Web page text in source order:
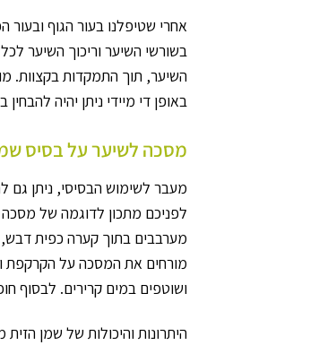
אחרי שטיפלנו בעור הגוף
בשורשי השיער וריכוך השיער
באופן די מיידי ניתן יהיה
מסכה לשיער על בסיס
מעבר לשימוש הבסיסי, ניתן גם
לפניכם מתכון לדוגמה של מסכה
מערבבים בתוך קערה כפית דבש,
ושוטפים במים קרירים. לבסוף